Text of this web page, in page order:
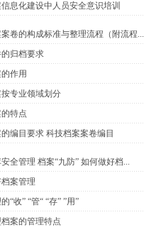
息化建设中人员安全意识培训
卷的构成标准与整理流程（附流程...
归档要求
作用
专业领域划分
特点
编目要求 科技档案案卷编目
全管理 档案“九防” 如何做好档...
案管理
“收” “管“ “存” ”用”
案的管理特点